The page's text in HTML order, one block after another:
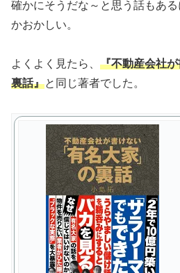
確かにそうだな～と思う話もあ
かおかしい。
よくよく見たら、 『不動産会社
裏話』と同じ著者でした。